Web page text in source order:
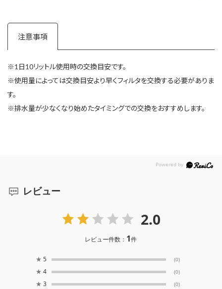
注意事項
※1日10リットル使用時の交換目安です。
※使用量によっては交換目安より早くフィルタを交換する必要がありま
す。
※排水量が少なくなり始めたタイミングでの交換をおすすめします。
レビュー
2.0
レビュー件数： 1件
★ 5 (0)
★ 4 (0)
★ 3 (0)